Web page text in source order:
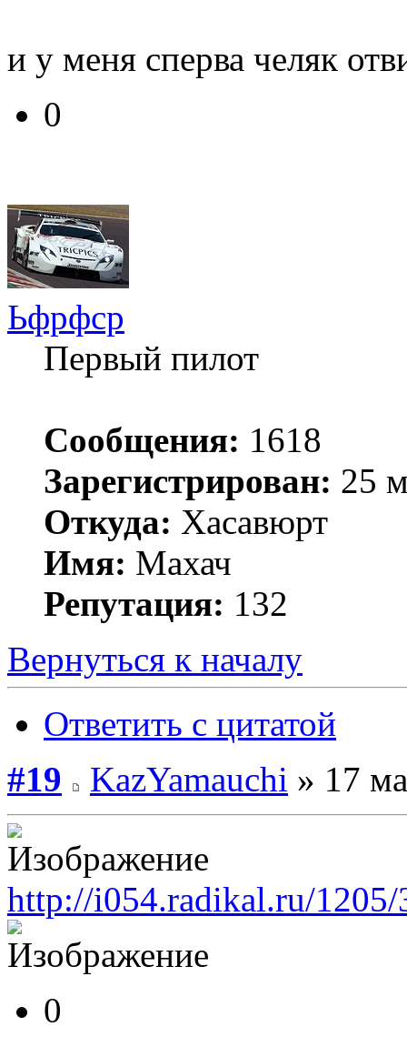
и у меня сперва челяк
0
Ьфрфср
Первый пилот
Сообщения: 1618
Зарегистрирован: 25
Откуда: Хасавюрт
Имя: Махач
Репутация: 132
Вернуться к началу
Ответить с цитатой
#19
KazYamauchi » 17
http://i054.radikal.ru/1205/
0